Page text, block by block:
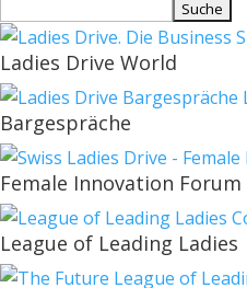
nach:
Ladies Drive World
Bargespräche
Female Innovation Forum
League of Leading Ladies